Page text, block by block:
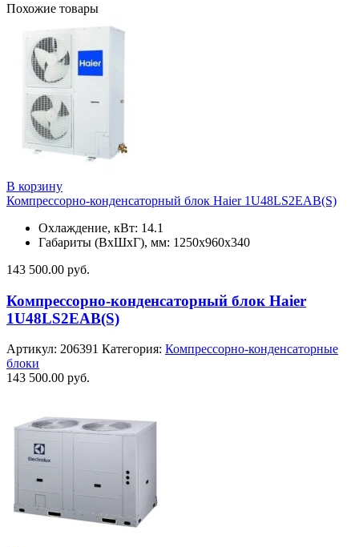
Похожие товары
В корзину
Компрессорно-конденсаторный блок Haier 1U48LS2EAB(S)
Охлаждение, кВт: 14.1
Габариты (ВхШхГ), мм: 1250х960х340
143 500.00 руб.
Компрессорно-конденсаторный блок Haier
1U48LS2EAB(S)
Артикул: 206391 Категория: Компрессорно-конденсаторные
блоки
143 500.00 руб.